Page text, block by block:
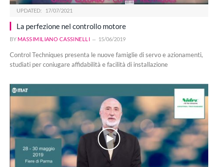
UPDATED: 17/07/2021
La perfezione nel controllo motore
BY MASSIMILIANO CASSINELLI 15/06/2019
Control Techniques presenta le nuove famiglie di servo e azionamenti,
studiati per coniugare affidabilità e facilità di installazione